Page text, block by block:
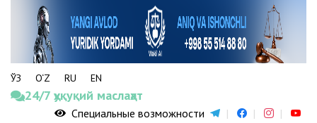
ЎЗ O‘Z RU EN
24/7 ҳуқуқий маслаҳат
Специальные возможности